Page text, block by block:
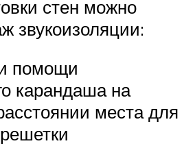
стен можно
звукоизоляции:
помощи
карандаша на
места для